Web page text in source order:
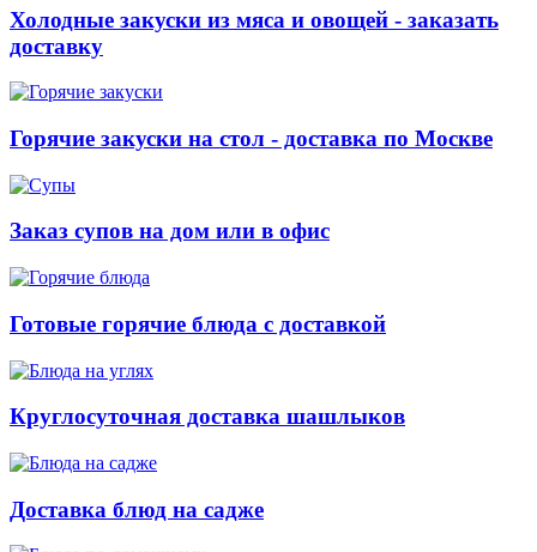
Холодные закуски из мяса и овощей - заказать
доставку
Горячие закуски на стол - доставка по Москве
Заказ супов на дом или в офис
Готовые горячие блюда с доставкой
Круглосуточная доставка шашлыков
Доставка блюд на садже